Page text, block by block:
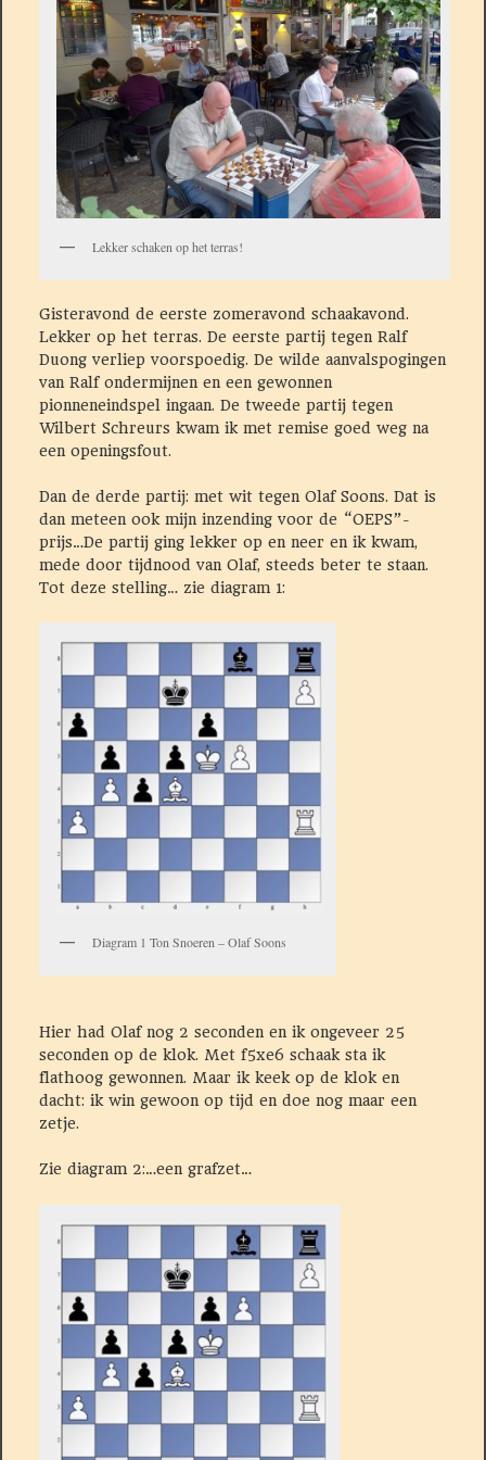
Lekker schaken op het terras!
Gisteravond de eerste zomeravond schaakavond.
Lekker op het terras. De eerste partij tegen Ralf
Duong verliep voorspoedig. De wilde aanvalspogingen
van Ralf ondermijnen en een gewonnen
pionneneindspel ingaan. De tweede partij tegen
Wilbert Schreurs kwam ik met remise goed weg na
een openingsfout.
Dan de derde partij: met wit tegen Olaf Soons. Dat is
dan meteen ook mijn inzending voor de “OEPS”-
prijs…De partij ging lekker op en neer en ik kwam,
mede door tijdnood van Olaf, steeds beter te staan.
Tot deze stelling… zie diagram 1:
Diagram 1 Ton Snoeren – Olaf Soons
Hier had Olaf nog 2 seconden en ik ongeveer 25
seconden op de klok. Met f5xe6 schaak sta ik
flathoog gewonnen. Maar ik keek op de klok en
dacht: ik win gewoon op tijd en doe nog maar een
zetje.
Zie diagram 2:…een grafzet…